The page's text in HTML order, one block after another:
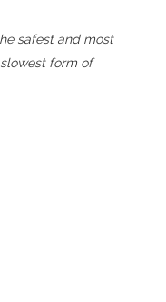
safest and most
form of